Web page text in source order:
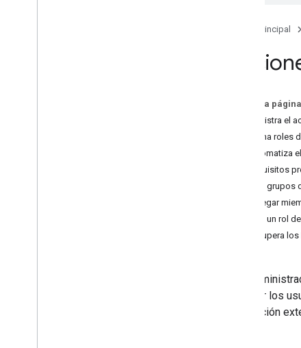
Página principal
En esta página
Administra el
Designa roles
Automatiza
Requisitos
Crea grupos
Agregar
Crea un rol
Recupera
Los
acceder los
integración